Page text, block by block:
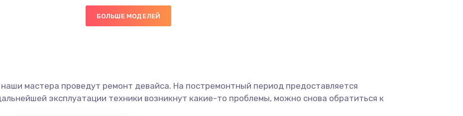
БОЛЬШЕ МОДЕЛЕЙ
мастера проведут ремонт девайса. На постремонтный период предоставляется
эксплуатации техники возникнут какие-то проблемы, можно снова обратиться к